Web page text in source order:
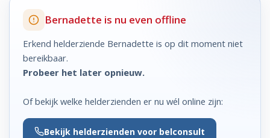
Bernadette is nu even offline
Erkend helderziende Bernadette is op dit moment niet
bereikbaar.
Probeer het later opnieuw.
Of bekijk welke helderzienden er nu wél online zijn:
Bekijk helderzienden voor belconsult